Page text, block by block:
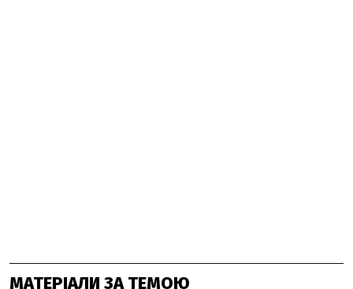
МАТЕРІАЛИ ЗА ТЕМОЮ